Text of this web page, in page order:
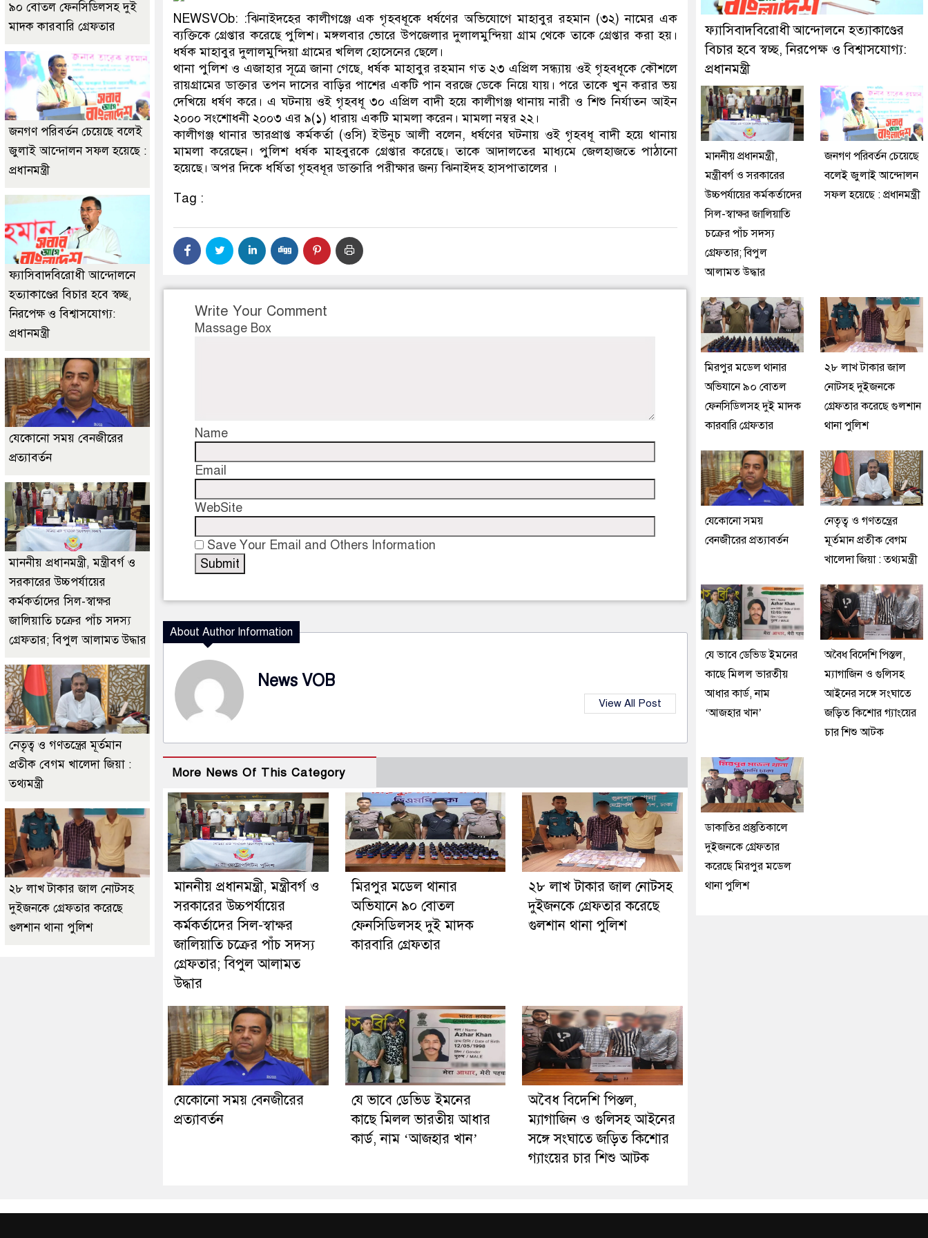
ডাকাতির প্রস্তুতিকালে দুইজনকে গ্রেফতার করেছে মিরপুর মডেল থানা পুলিশ
NEWSVOb: :ঝিনাইদহের কালীগঞ্জে এক গৃহবধূকে ধর্ষণের অভিযোগে মাহাবুর রহমান (৩২) নামের এক
ব্যক্তিকে গ্রেপ্তার করেছে পুলিশ। মঙ্গলবার ভোরে উপজেলার দুলালমুন্দিয়া গ্রাম থেকে তাকে গ্রেপ্তার করা হয়।
ধর্ষক মাহাবুর দুলালমুন্দিয়া গ্রামের খলিল হোসেনের ছেলে।
থানা পুলিশ ও এজাহার সূত্রে জানা গেছে, ধর্ষক মাহাবুর রহমান গত ২৩ এপ্রিল সন্ধ্যায় ওই গৃহবধূকে কৌশলে
রায়গ্রামের ডাক্তার তপন দাসের বাড়ির পাশের একটি পান বরজে ডেকে নিয়ে যায়। পরে তাকে খুন করার ভয়
দেখিয়ে ধর্ষণ করে। এ ঘটনায় ওই গৃহবধূ ৩০ এপ্রিল বাদী হয়ে কালীগঞ্জ থানায় নারী ও শিশু নির্যাতন আইন
২০০০ সংশোধনী ২০০৩ এর ৯(১) ধারায় একটি মামলা করেন। মামলা নম্বর ২২।
কালীগঞ্জ থানার ভারপ্রাপ্ত কর্মকর্তা (ওসি) ইউনুচ আলী বলেন, ধর্ষণের ঘটনায় ওই গৃহবধূ বাদী হয়ে থানায়
মামলা করেছেন। পুলিশ ধর্ষক মাহবুরকে গ্রেপ্তার করেছে। তাকে আদালতের মাধ্যমে জেলহাজতে পাঠানো
হয়েছে। অপর দিকে ধর্ষিতা গৃহবধূর ডাক্তারি পরীক্ষার জন্য ঝিনাইদহ হাসপাতালের ।
Tag :
Write Your Comment
Massage Box
Name
Email
WebSite
Save Your Email and Others Information
About Author Information
News VOB
View All Post
More News Of This Category
মাননীয় প্রধানমন্ত্রী, মন্ত্রীবর্গ ও
সরকারের উচ্চপর্যায়ের
কর্মকর্তাদের সিল-স্বাক্ষর
জালিয়াতি চক্রের পাঁচ সদস্য
গ্রেফতার; বিপুল আলামত
উদ্ধার
মিরপুর মডেল থানার
অভিযানে ৯০ বোতল
ফেনসিডিলসহ দুই মাদক
কারবারি গ্রেফতার
২৮ লাখ টাকার জাল নোটসহ
দুইজনকে গ্রেফতার করেছে
গুলশান থানা পুলিশ
যেকোনো সময় বেনজীরের
প্রত্যাবর্তন
যে ভাবে ডেভিড ইমনের
কাছে মিলল ভারতীয় আধার
কার্ড, নাম ‘আজহার খান’
অবৈধ বিদেশি পিস্তল,
ম্যাগাজিন ও গুলিসহ আইনের
সঙ্গে সংঘাতে জড়িত কিশোর
গ্যাংয়ের চার শিশু আটক
৯০ বোতল ফেনসিডিলসহ দুই
মাদক কারবারি গ্রেফতার
জনগণ পরিবর্তন চেয়েছে বলেই
জুলাই আন্দোলন সফল হয়েছে :
প্রধানমন্ত্রী
ফ্যাসিবাদবিরোধী আন্দোলনে
হত্যাকাণ্ডের বিচার হবে স্বচ্ছ,
নিরপেক্ষ ও বিশ্বাসযোগ্য:
প্রধানমন্ত্রী
যেকোনো সময় বেনজীরের
প্রত্যাবর্তন
মাননীয় প্রধানমন্ত্রী, মন্ত্রীবর্গ ও
সরকারের উচ্চপর্যায়ের
কর্মকর্তাদের সিল-স্বাক্ষর
জালিয়াতি চক্রের পাঁচ সদস্য
গ্রেফতার; বিপুল আলামত উদ্ধার
নেতৃত্ব ও গণতন্ত্রের মূর্তমান
প্রতীক বেগম খালেদা জিয়া :
তথ্যমন্ত্রী
২৮ লাখ টাকার জাল নোটসহ
দুইজনকে গ্রেফতার করেছে
গুলশান থানা পুলিশ
ফ্যাসিবাদবিরোধী আন্দোলনে হত্যাকাণ্ডের
বিচার হবে স্বচ্ছ, নিরপেক্ষ ও বিশ্বাসযোগ্য:
প্রধানমন্ত্রী
মাননীয় প্রধানমন্ত্রী,
মন্ত্রীবর্গ ও সরকারের
উচ্চপর্যায়ের কর্মকর্তাদের
সিল-স্বাক্ষর জালিয়াতি
চক্রের পাঁচ সদস্য
গ্রেফতার; বিপুল
আলামত উদ্ধার
জনগণ পরিবর্তন চেয়েছে
বলেই জুলাই আন্দোলন
সফল হয়েছে : প্রধানমন্ত্রী
মিরপুর মডেল থানার
অভিযানে ৯০ বোতল
ফেনসিডিলসহ দুই মাদক
কারবারি গ্রেফতার
২৮ লাখ টাকার জাল
নোটসহ দুইজনকে
গ্রেফতার করেছে গুলশান
থানা পুলিশ
যেকোনো সময়
বেনজীরের প্রত্যাবর্তন
নেতৃত্ব ও গণতন্ত্রের
মূর্তমান প্রতীক বেগম
খালেদা জিয়া : তথ্যমন্ত্রী
যে ভাবে ডেভিড ইমনের
কাছে মিলল ভারতীয়
আধার কার্ড, নাম
‘আজহার খান’
অবৈধ বিদেশি পিস্তল,
ম্যাগাজিন ও গুলিসহ
আইনের সঙ্গে সংঘাতে
জড়িত কিশোর গ্যাংয়ের
চার শিশু আটক
ডাকাতির প্রস্তুতিকালে
দুইজনকে গ্রেফতার
করেছে মিরপুর মডেল
থানা পুলিশ